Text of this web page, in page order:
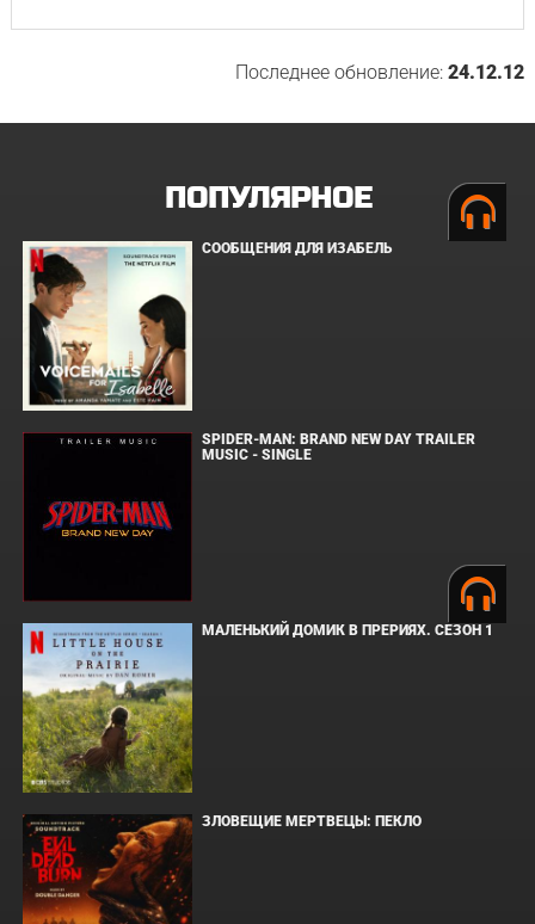
Последнее обновление:24.12.12
ПОПУЛЯРНОЕ
СООБЩЕНИЯ ДЛЯ ИЗАБЕЛЬ
SPIDER-MAN: BRAND NEW DAY TRAILER
MUSIC - SINGLE
МАЛЕНЬКИЙ ДОМИК В ПРЕРИЯХ. СЕЗОН 1
ЗЛОВЕЩИЕ МЕРТВЕЦЫ: ПЕКЛО